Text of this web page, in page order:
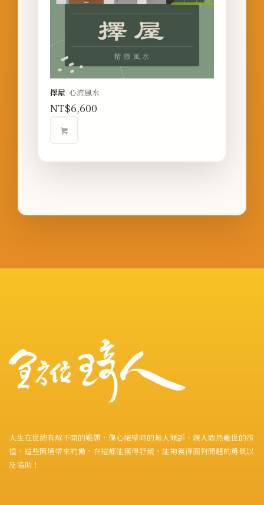
擇屋 心流風水
NT$6,600
人生在世總有解不開的難題，傷心絕望時的無人傾訴、親人驟然離世的徬
徨，這些困境帶來的慟，在這都能獲得舒緩，能夠獲得面對問題的勇氣以
及協助！